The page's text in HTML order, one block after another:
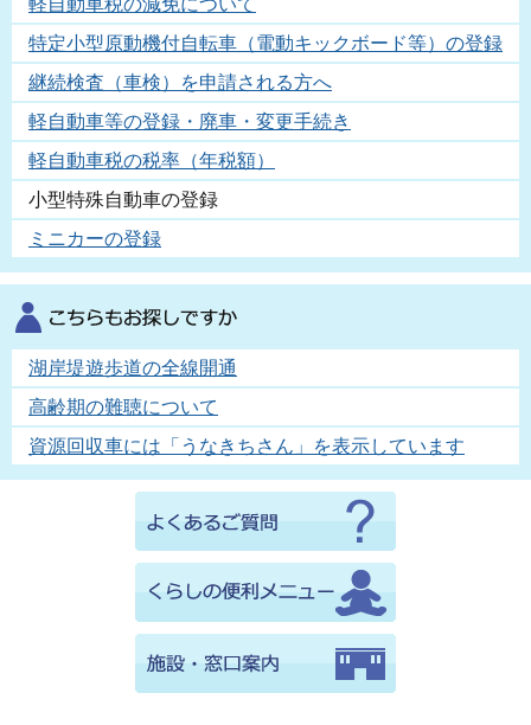
特定小型原動機付自転車（電動キックボード等）の登録
継続検査（車検）を申請される方へ
軽自動車等の登録・廃車・変更手続き
軽自動車税の税率（年税額）
小型特殊自動車の登録
ミニカーの登録
湖岸堤遊歩道の全線開通
高齢期の難聴について
資源回収車には「うなきちさん」を表示しています